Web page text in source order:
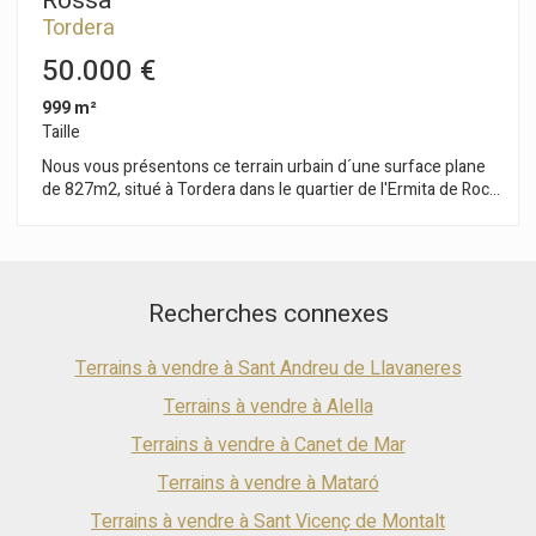
Tordera
50.000 €
999 m²
Taille
Nous vous présentons ce terrain urbain d´une surface plane
de 827m2, situé à Tordera dans le quartier de l'Ermita de Roca
raccordement à tous les services : eau, électricité, gaz et
plage et à proximité de l'autoroute AP-7 en direction de
Barcelone/Gérone.
Recherches connexes
Terrains à vendre à Sant Andreu de Llavaneres
Terrains à vendre à Alella
Terrains à vendre à Canet de Mar
Terrains à vendre à Mataró
Terrains à vendre à Sant Vicenç de Montalt